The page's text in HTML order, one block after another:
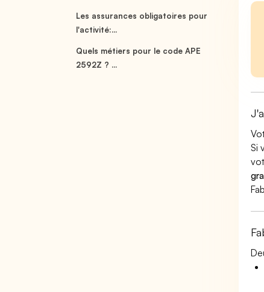
Les assurances obligatoires pour
l'activité:...
Quels métiers pour le code APE
2592Z ? ...
Si